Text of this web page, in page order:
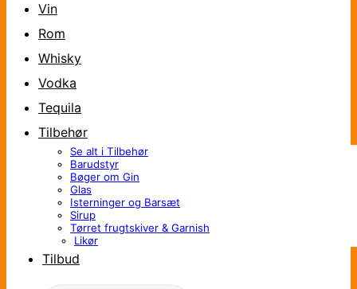
Vin
Rom
Whisky
Vodka
Tequila
Tilbehør
Se alt i Tilbehør
Barudstyr
Bøger om Gin
Glas
Isterninger og Barsæt
Sirup
Tørret frugtskiver & Garnish
Likør
Tilbud